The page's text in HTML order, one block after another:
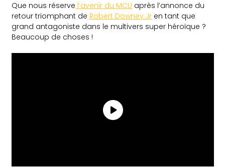
Que nous réserve l’avenir du MCU après l’annonce du
retour triomphant de Robert Downey Jr en tant que
grand antagoniste dans le multivers super héroïque ?
Beaucoup de choses !